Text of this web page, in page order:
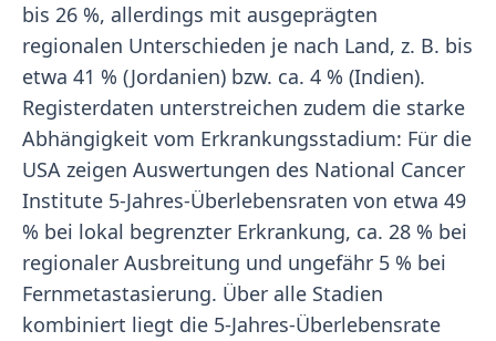
bis 26 %, allerdings mit ausgeprägten
regionalen Unterschieden je nach Land, z. B. bis
etwa 41 % (Jordanien) bzw. ca. 4 % (Indien).
Registerdaten unterstreichen zudem die starke
Abhängigkeit vom Erkrankungsstadium: Für die
USA zeigen Auswertungen des National Cancer
Institute 5-Jahres-Überlebensraten von etwa 49
% bei lokal begrenzter Erkrankung, ca. 28 % bei
regionaler Ausbreitung und ungefähr 5 % bei
Fernmetastasierung. Über alle Stadien
kombiniert liegt die 5-Jahres-Überlebensrate